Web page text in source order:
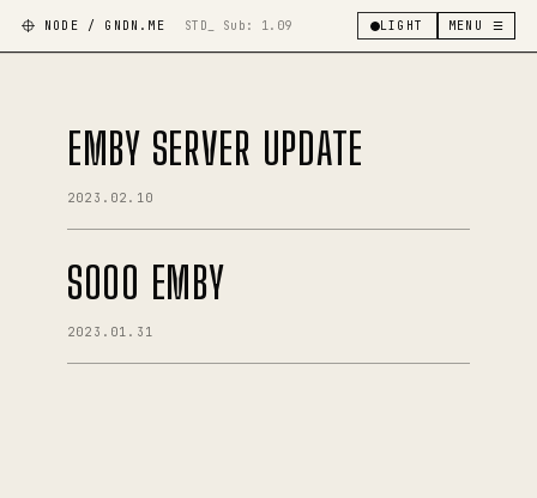
NODE / GNDN.ME STD_ Sub: 1.09 LIGHT MENU ☰
EMBY SERVER UPDATE
2023.02.10
SOOO EMBY
2023.01.31